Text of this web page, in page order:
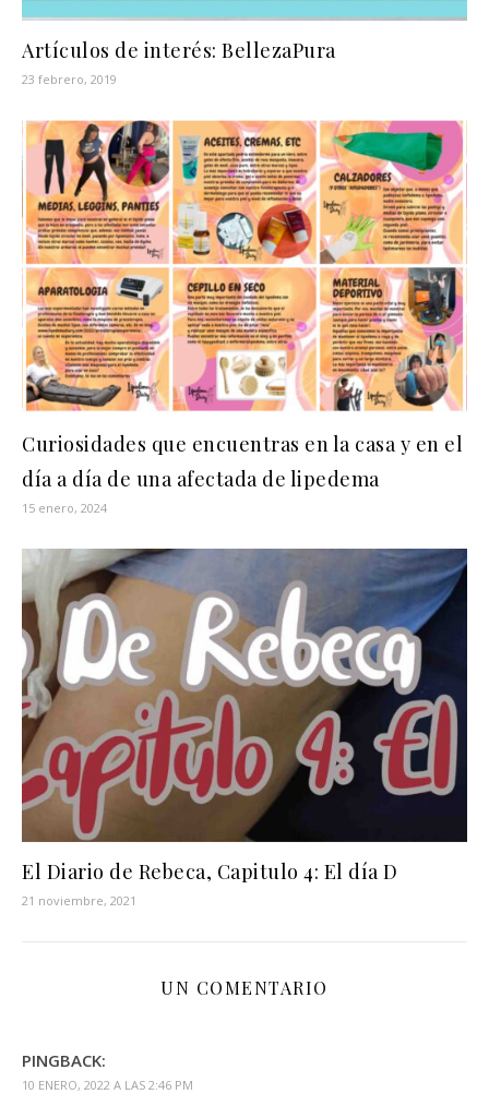
Artículos de interés: BellezaPura
23 febrero, 2019
Curiosidades que encuentras en la casa y en el
día a día de una afectada de lipedema
15 enero, 2024
El Diario de Rebeca, Capitulo 4: El día D
21 noviembre, 2021
UN COMENTARIO
PINGBACK:
10 ENERO, 2022 A LAS 2:46 PM